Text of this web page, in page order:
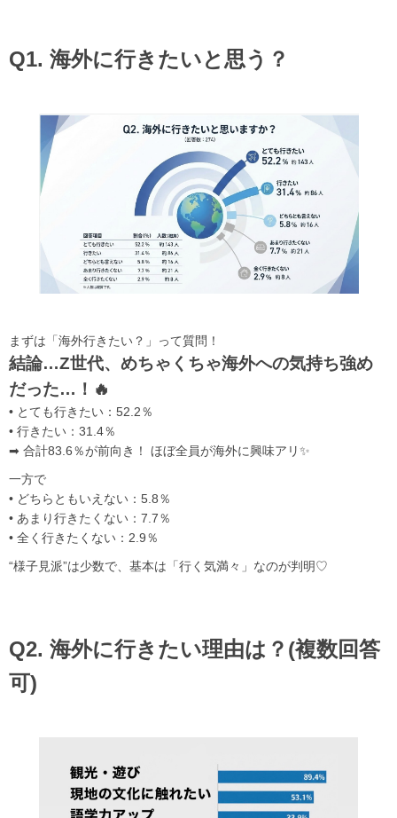
Q1. 海外に行きたいと思う？
まずは「海外行きたい？」って質問！
結論…Z世代、めちゃくちゃ海外への気持ち強め
だった…！🔥
• とても行きたい：52.2％
• 行きたい：31.4％
➡ 合計83.6％が前向き！ ほぼ全員が海外に興味アリ✨
一方で
• どちらともいえない：5.8％
• あまり行きたくない：7.7％
• 全く行きたくない：2.9％
“様子見派”は少数で、基本は「行く気満々」なのが判明♡
Q2. 海外に行きたい理由は？(複数回答
可)